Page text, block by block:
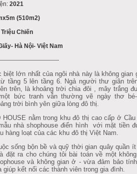
2021
(510m2)
Triệu Chiến
Hà Nội- Việt Nam
lớn nhất của ngôi nhà này là không gian
tầng 5 lên tầng 6. Ngả người thư giãn
trên, là khoảng trời chia đôi , mây trắng
bức tranh vẫn thường vẽ ngày thơ bé-
trời bình yên giữa lòng đô thị.
nằm trong khu đô thị cao cấp ở Cầu
nhà shophouse điển hình với mặt tiền
hàng loạt của các khu đô thị Việt Nam.
sống bộn bề và quỹ thời gian quây quần ít
đặt ra cho chúng tôi bài toán về một
và không gian ở - vừa đảm bảo
giúp kết nối các thành viên trong gia đình.